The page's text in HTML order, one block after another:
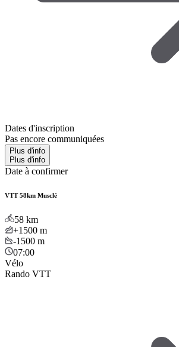
Dates d'inscription
Pas encore communiquées
Plus d'info
Plus d'info
Date à confirmer
VTT 58km Musclé
58 km
+1500 m
-1500 m
07:00
Vélo
Rando VTT